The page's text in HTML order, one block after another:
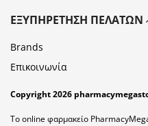
ΕΞΥΠΗΡΈΤΗΣΗ ΠΕΛΑΤΏΝ
Brands
Επικοινωνία
Copyright 2026
Το online φαρμακείο